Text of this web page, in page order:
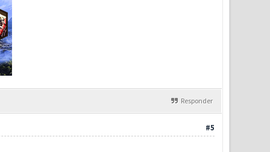
Responder
#5